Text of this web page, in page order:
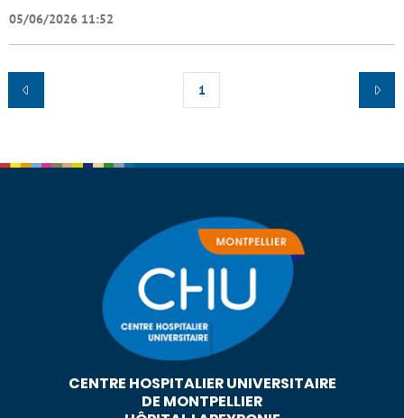
05/06/2026 11:52
1
CENTRE HOSPITALIER UNIVERSITAIRE
DE MONTPELLIER